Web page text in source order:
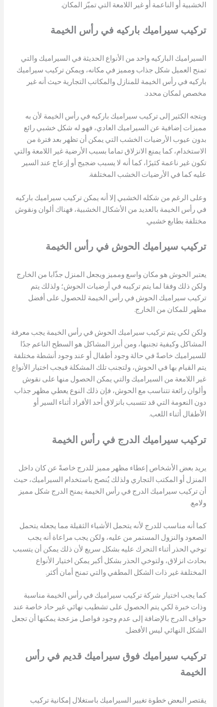
الخشبية أو الناعمة أو غير اللامعة التي تميّز المكان.
تركيب سيراميك باركيه في رأس الخيمة
السيراميك الباركيه واحد من الأنواع الحديثة في السيراميك والتي
تمنح العميل شكل جذاب ومميز في مكانه، ويمكن تركيب سيراميك
باركيه في رأس الخيمة للمنازل والمكاتب التجارية حيث أنه غير
مخصص لمكان محدد.
ويتجه الكثير إلى تركيب سيراميك باركيه في رأس الخيمة لأن به
مميزات إضافية عن السيراميك العادي، فهو له شكل خشبي رائع
بدون عيوب الأرضيات الخشب التي يمكن أن تظهر بعد فترة من
الاستخدام، كما يمنع الانزلاق تماما بسبب الأرضية غير اللامعة والتي
تكون غير ناعمة كثيرًا، كما أنه لا يسبب ضجيج أو إزعاج عند السير
عليه كما في الأرضيات الخشب المختلفة.
وعلى الرغم من شكله الخشبي إلا أنه يمكن تركيب سيراميك باركيه
في رأس الخيمة بالعديد من الأشكال الخشبية، فهناك ألوان ونقوش
مختلفة بطابع خشبي.
تركيب سيراميك الحوش في رأس الخيمة
يعتبر الحوش هو مكان واسع ومميز ويجعل المنزل جذّابا من الخارج
ولكن ذلك وفقا لما يتم تركيبه في أرضيات الحوش؛ ولذلك يتم
تركيب سيراميك الحوش في رأس الخيمة للحصول على أفضل
مظهر للمكان من الخارج.
ولكن لكي يتم تركيب سيراميك الحوش في رأس الخيمة يجب معرفة
المشاكل وكيفية تجنبها، ومن أبرز المشاكل هو السطح الناعم جدًا
للسيراميك خاصةً في حالة وجود أطفال أو عند وجود أنشطة مختلفة
يتم القيام بها في الحوش، ولتجنب تلك المشكلة فيجب اختيار الأنواع
غير اللامعة من السيراميك والتي يمكن الحصول منها على نقوش
وألوان رائعة تتناسب مع الحوش، فإن ذلك النوع يعطي مظهر جذاب
دون النعومة التي قد تتسبب بانزلاق أحد الأفراد أثناء السير أو
الأطفال أثناء اللعب.
تركيب سيراميك الدرج في رأس الخيمة
يريد بعض الأشخاص إعطاء مظهر مميز للدرج خاصةً عن كان داخل
المنزل أو المكتب التجاري ولذلك يُنصح باستخدام السيراميك، حيث
أن تركيب سيراميك الدرج في رأس الخيمة يمنح الدرج شكل مميز
ولامع.
كما أنه مناسب للدرج لأنه يتحمل الأشياء الثقيلة مما يجعله يتحمل
الصعود والنزول المستمر من عليه، ولكن يجب مراعاة أنه يجب
توخي الحذر أثناء التحرك عليه بشكل سريع لأن ذلك يمكن أن يتسبب
بحادث انزلاق، ولتوخي الحذر بشكل أكبر يمكن اختيار الأنواع
المختلفة غير ذات الشكل المطفي والتي تمنح أمان أكثر.
كما يجب اختيار شركة تركيب سيراميك في رأس الخيمة مناسبة
وذات خبرة لكي يتم الحصول على تشطيب نهائي غير حاد خاصة عند
حواف الدرج بالإضافة إلى عدم وجود فواصل مزعجة يمكنها أن تجعل
الشكل النهائي ليس الأفضل.
تركيب سيراميك فوق سيراميك قديم في رأس
الخيمة
يقتصر البعض خطوة تغيير السيراميك باستغلال إمكانية تركيب